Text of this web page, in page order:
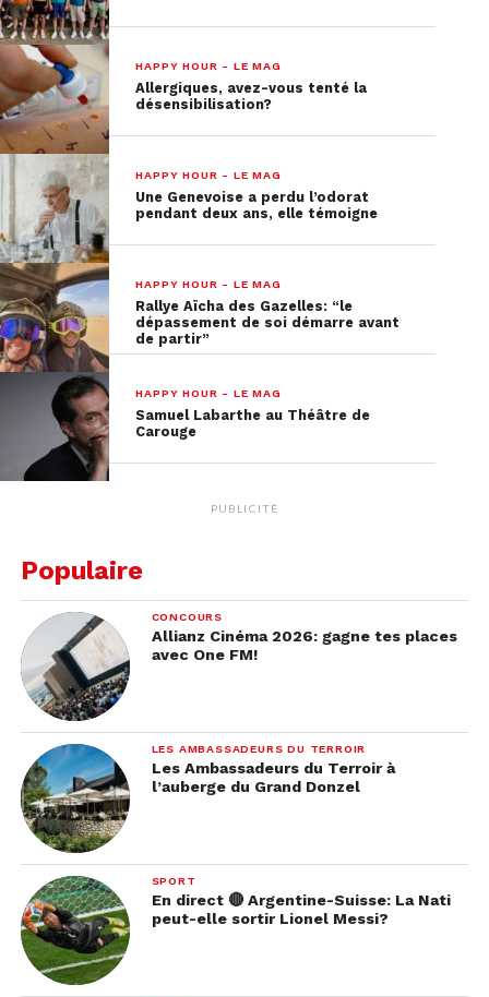
HAPPY HOUR - LE MAG
Allergiques, avez-vous tenté la
désensibilisation?
HAPPY HOUR - LE MAG
Une Genevoise a perdu l’odorat
pendant deux ans, elle témoigne
HAPPY HOUR - LE MAG
Rallye Aïcha des Gazelles: “le
dépassement de soi démarre avant
de partir”
HAPPY HOUR - LE MAG
Samuel Labarthe au Théâtre de
Carouge
PUBLICITÉ
Populaire
CONCOURS
Allianz Cinéma 2026: gagne tes places
avec One FM!
LES AMBASSADEURS DU TERROIR
Les Ambassadeurs du Terroir à
l’auberge du Grand Donzel
SPORT
En direct 🔴 Argentine-Suisse: La Nati
peut-elle sortir Lionel Messi?